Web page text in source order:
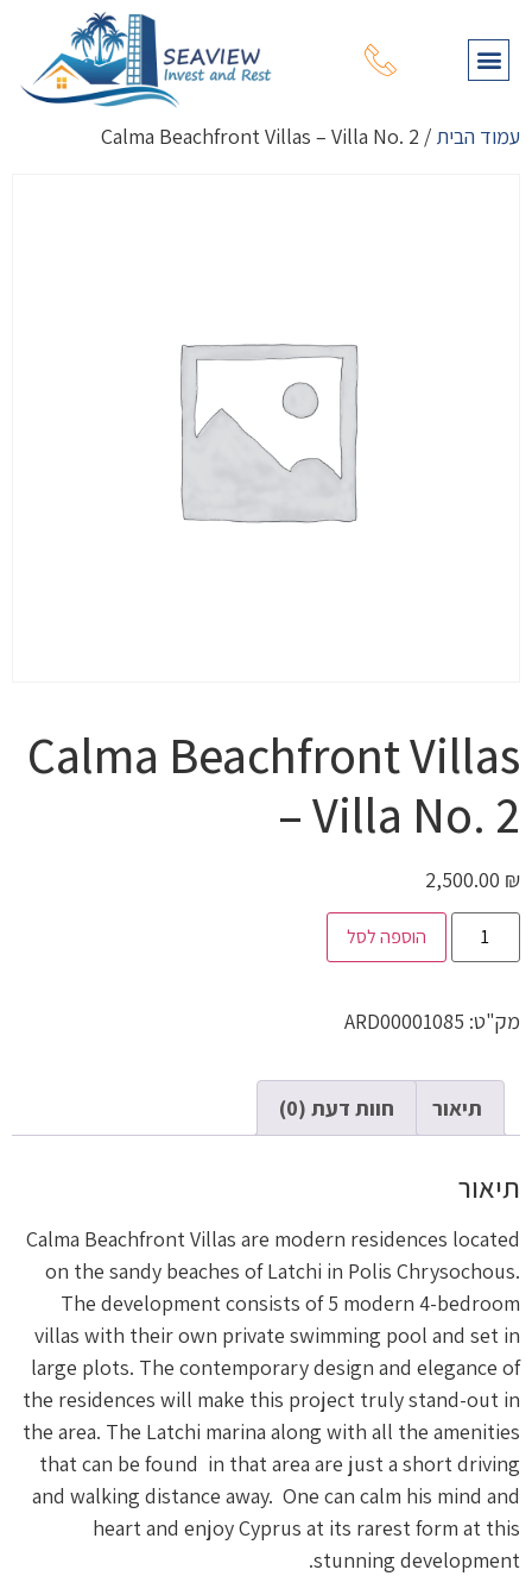
עמוד הבית / Calma Beachfront Villas – Villa No. 2
Calma Beachfront Villas
– Villa No. 2
2,500.00 ₪
הוספה לסל
מק"ט: ARD00001085
תיאור חוות דעת (0)
תיאור
Calma Beachfront Villas are modern residences located
on the sandy beaches of Latchi in Polis Chrysochous.
The development consists of 5 modern 4-bedroom
villas with their own private swimming pool and set in
large plots. The contemporary design and elegance of
the residences will make this project truly stand-out in
the area. The Latchi marina along with all the amenities
that can be found in that area are just a short driving
and walking distance away. One can calm his mind and
heart and enjoy Cyprus at its rarest form at this
stunning development.